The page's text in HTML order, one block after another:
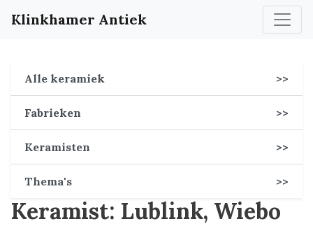
Klinkhamer Antiek
Alle keramiek >>
Fabrieken >>
Keramisten >>
Thema's >>
Keramist: Lublink, Wiebo